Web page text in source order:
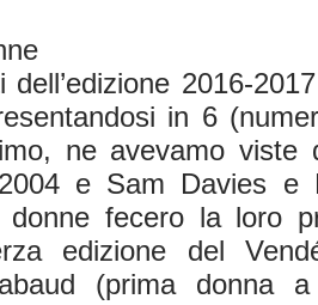
dell’edizione 2016-
in 6
ne avevamo viste
e Sam Davies e
fecero la loro
edizione del
(prima donna